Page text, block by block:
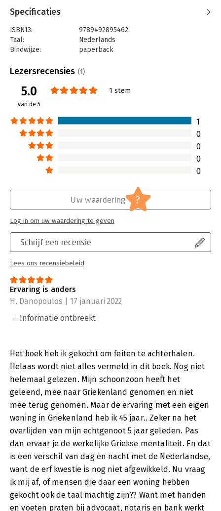
Specificaties
ISBN13:
9789492895462
Taal:
Nederlands
Bindwijze:
paperback
Uitgever:
Guide Lines
Verschijningsdatum:
29-1-2025
Hoofdrubriek:
Jongbloed:
Belastingrecht - Internationaal
Serie:
Lezersrecensies (1)
5.0
van de 5
1 stem
1
0
0
0
0
Schrijf een recensie
Lees ons recensiebeleid
Uw waardering ?
Log in om uw waardering te geven
Ervaring is anders
H. Danopoulos | 17 januari 2022
Informatie ontbreekt
Het boek heb ik gekocht om feiten te achterhalen.
Helaas wordt niet alles vermeld in dit boek. Nog niet
helemaal gelezen. Mijn schoonzoon heeft het
geleend, mee naar Griekenland genomen en niet
mee terug genomen. Maar de ervaring met een eigen
woning in Griekenland heb ik 45 jaar.. Zeker na het
overlijden van mijn echtgenoot 5 jaar geleden. Pas
dan ervaar je de werkelijke Griekse mentaliteit. En dat
is een verschil van dag en nacht met de Nederlandse,
want de erf kwestie is nog niet afgewikkeld. Nu vraag
ik mij af, of mensen die daar een woning hebben
gekocht ook de taal machtig zijn?? Want met handen
en voeten praten bij advocaat, notaris en bank werkt